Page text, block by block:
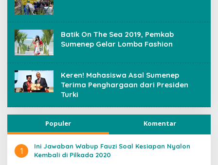
Batik On The Sea 2019, Pemkab
Sumenep Gelar Lomba Fashion
Keren! Mahasiswa Asal Sumenep
Terima Penghargaan dari Presiden
Turki
Populer Komentar
1
Ini Jawaban Wabup Fauzi Soal Kesiapan Nyalon
Kembali di Pilkada 2020